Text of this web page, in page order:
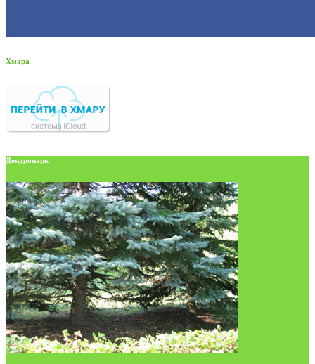
Хмара
Дендропарк